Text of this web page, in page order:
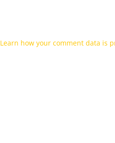
Learn how your comment data is